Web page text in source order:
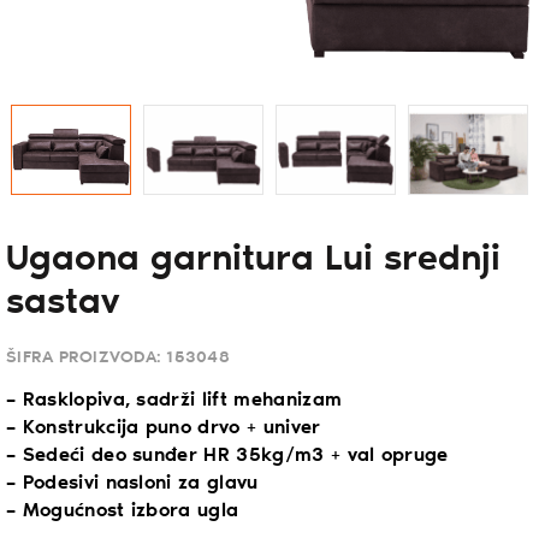
Ugaona garnitura Lui srednji
sastav
ŠIFRA PROIZVODA: 153048
– Rasklopiva, sadrži lift mehanizam
– Konstrukcija puno drvo + univer
– Sedeći deo sunđer HR 35kg/m3 + val opruge
– Podesivi nasloni za glavu
– Mogućnost izbora ugla